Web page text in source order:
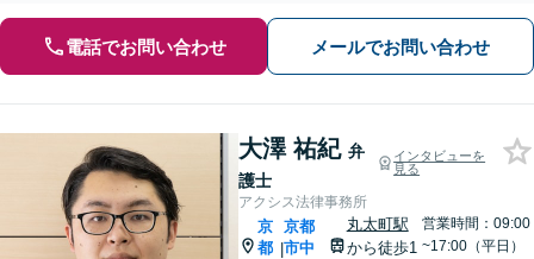
電話でお問い合わせ メールでお問い合わせ
大澤 祐紀 弁
護士
インタビューを
見る
アクシス法律事務所
京
都 |
京都
市中
丸太町駅
から徒歩1
営業時間：09:00
~17:00（平日）